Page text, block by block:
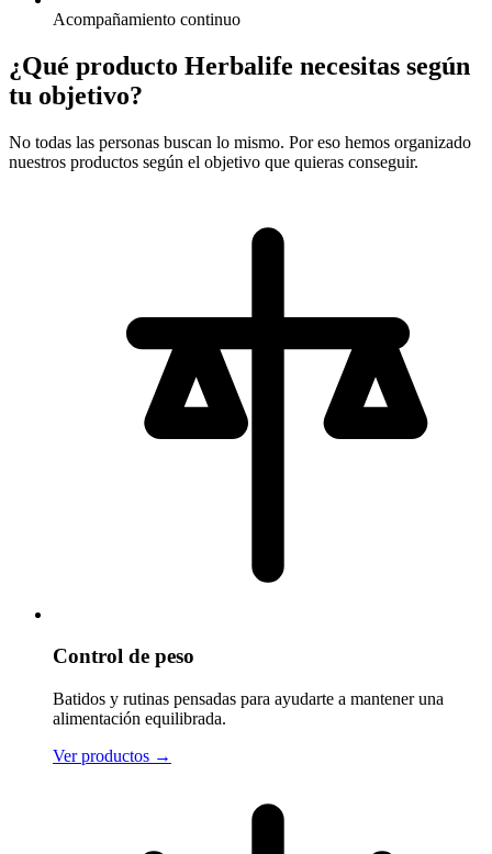
Acompañamiento continuo
¿Qué producto Herbalife necesitas según
tu objetivo?
No todas las personas buscan lo mismo. Por eso hemos organizado
nuestros productos según el objetivo que quieras conseguir.
Control de peso
Batidos y rutinas pensadas para ayudarte a mantener una
alimentación equilibrada.
Ver productos →